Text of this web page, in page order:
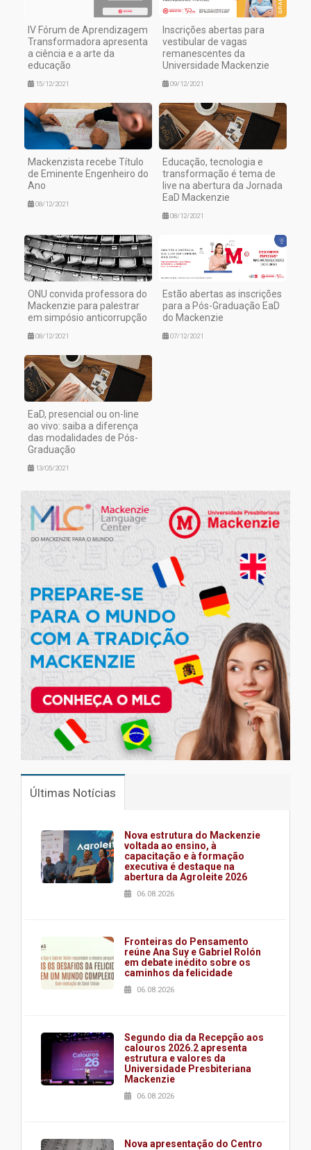
IV Fórum de Aprendizagem
Transformadora apresenta
a ciência e a arte da
educação
15/12/2021
Inscrições abertas para
vestibular de vagas
remanescentes da
Universidade Mackenzie
09/12/2021
Mackenzista recebe Título
de Eminente Engenheiro do
Ano
08/12/2021
Educação, tecnologia e
transformação é tema de
live na abertura da Jornada
EaD Mackenzie
08/12/2021
ONU convida professora do
Mackenzie para palestrar
em simpósio anticorrupção
08/12/2021
Estão abertas as inscrições
para a Pós-Graduação EaD
do Mackenzie
07/12/2021
EaD, presencial ou on-line
ao vivo: saiba a diferença
das modalidades de Pós-
Graduação
13/05/2021
Últimas Notícias
Nova estrutura do Mackenzie
voltada ao ensino, à
capacitação e à formação
executiva é destaque na
abertura da Agroleite 2026
06.08.2026
Fronteiras do Pensamento
reúne Ana Suy e Gabriel Rolón
em debate inédito sobre os
caminhos da felicidade
06.08.2026
Segundo dia da Recepção aos
calouros 2026.2 apresenta
estrutura e valores da
Universidade Presbiteriana
Mackenzie
06.08.2026
Nova apresentação do Centro